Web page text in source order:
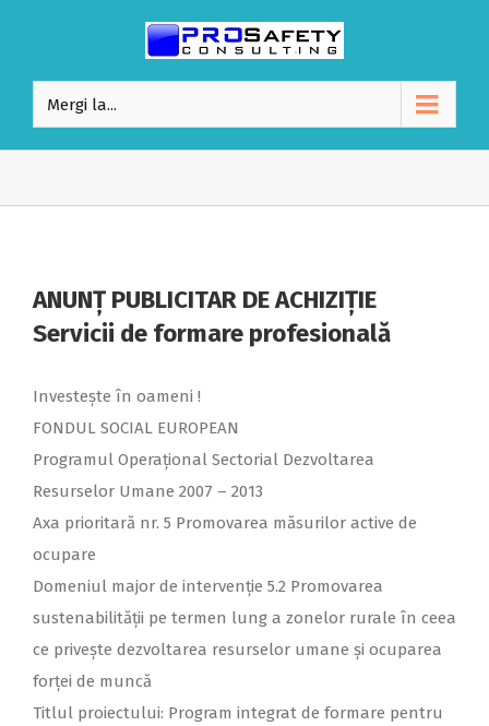
Mergi la...
ANUNŢ PUBLICITAR DE ACHIZIŢIE
Servicii de formare profesională
Investeşte în oameni !
FONDUL SOCIAL EUROPEAN
Programul Operaţional Sectorial Dezvoltarea
Resurselor Umane 2007 – 2013
Axa prioritară nr. 5 Promovarea măsurilor active de
ocupare
Domeniul major de intervenţie 5.2 Promovarea
sustenabilităţii pe termen lung a zonelor rurale în ceea
ce priveşte dezvoltarea resurselor umane şi ocuparea
forţei de muncă
Titlul proiectului: Program integrat de formare pentru